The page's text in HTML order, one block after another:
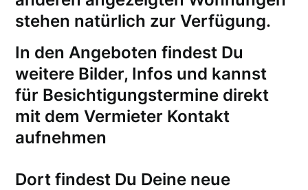
stehen natürlich zur Verfügung.
In den Angeboten findest Du
weitere Bilder, Infos und kannst
für Besichtigungstermine direkt
mit dem Vermieter Kontakt
aufnehmen
Dort findest Du Deine neue